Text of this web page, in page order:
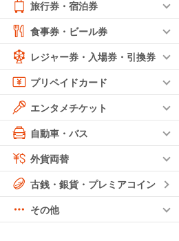
旅行券・宿泊券
食事券・ビール券
レジャー券・入場券・引換券
プリペイドカード
エンタメチケット
自動車・バス
外貨両替
古銭・銀貨・プレミアコイン
その他